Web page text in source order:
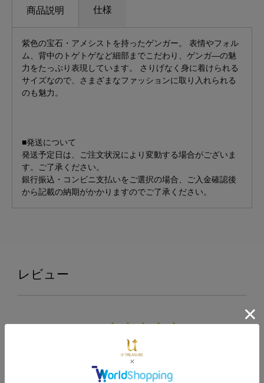
商品説明 仕様
紫色の宝石・アメシストを持ったゲンガー。 表情やフォル
ム、背中のトゲトゲなど細部までこだわり、ゲンガ―の魅
力をたっぷり表現しています。 さりげなく身に着けられる
サイズなので、さまざまなファッションに取り入れられる
のも魅力。
■発送について
発送予定日は、ご注文状況により変動する場合がございま
す。ご了承ください。
銀行振込・コンビニ支払いをご選択の場合、ご入金確認後
から記載の納期がかかりますのでご了承ください。
レビュー